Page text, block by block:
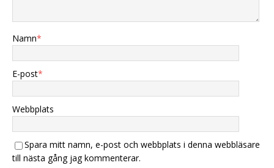
Namn*
E-post*
Webbplats
Spara mitt namn, e-post och webbplats i denna webbläsare
till nästa gång jag kommenterar.